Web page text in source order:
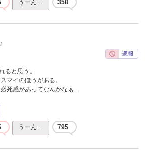
うーん… 358
ると思う。
マイのほうがある。
死感があってなんかなぁ…
うーん… 795